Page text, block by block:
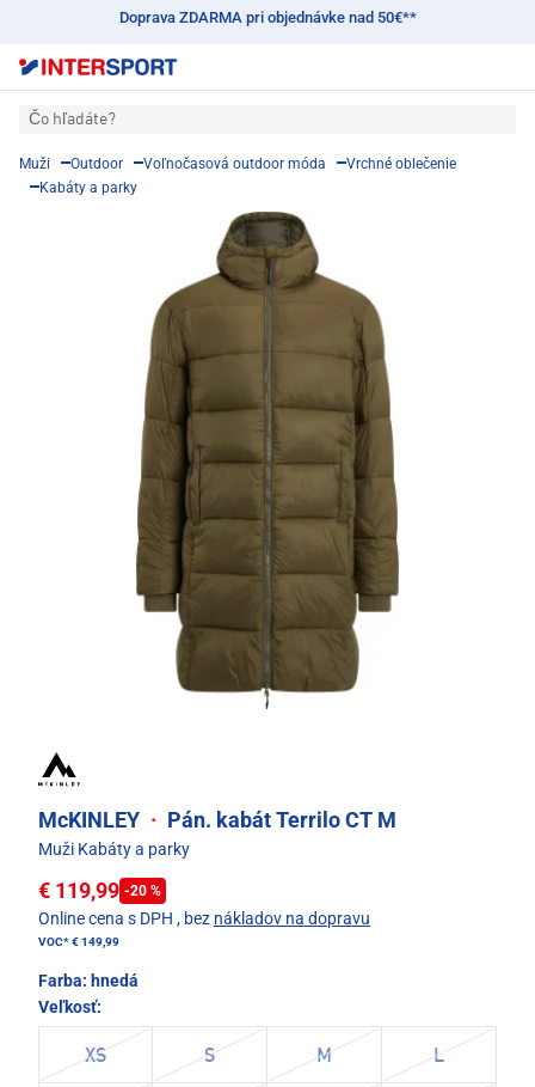
Doprava ZDARMA pri objednávke nad 50€**
Čo hľadáte?
Muži Outdoor Voľnočasová outdoor móda
Vrchné oblečenie
Kabáty a parky
McKINLEY · Pán. kabát Terrilo CT M
Muži Kabáty a parky
€ 119,99 -20 %
Online cena s DPH , bez nákladov na dopravu
VOC*€ 149,99
Farba: hnedá
Veľkosť:
XS S M L